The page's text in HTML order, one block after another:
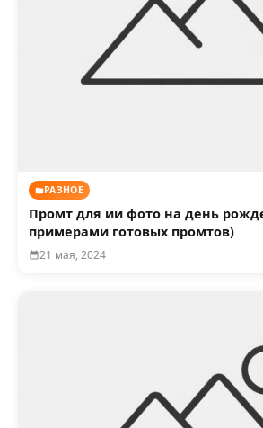
РАЗНОЕ
Промт для ии фото на день
примерами готовых промтов)
21 мая, 2024